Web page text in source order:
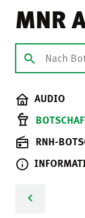
MNR
AUDIO
RNH-